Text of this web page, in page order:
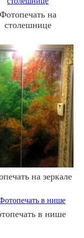
Фотопечать на
столешнице
на зеркале
в нише